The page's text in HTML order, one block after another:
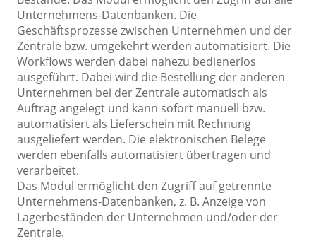
Unternehmens-Datenbanken. Die
Geschäftsprozesse zwischen Unternehmen und der
Zentrale bzw. umgekehrt werden automatisiert. Die
Workflows werden dabei nahezu bedienerlos
ausgeführt. Dabei wird die Bestellung der anderen
Unternehmen bei der Zentrale automatisch als
Auftrag angelegt und kann sofort manuell bzw.
automatisiert als Lieferschein mit Rechnung
ausgeliefert werden. Die elektronischen Belege
werden ebenfalls automatisiert übertragen und
verarbeitet.
Das Modul ermöglicht den Zugriff auf getrennte
Unternehmens-Datenbanken, z. B. Anzeige von
Lagerbeständen der Unternehmen und/oder der
Zentrale.